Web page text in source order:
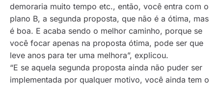
demoraria muito tempo etc., então, você entra com o
plano B, a segunda proposta, que não é a ótima, mas
é boa. E acaba sendo o melhor caminho, porque se
você focar apenas na proposta ótima, pode ser que
leve anos para ter uma melhora”, explicou.
“E se aquela segunda proposta ainda não puder ser
implementada por qualquer motivo, você ainda tem o